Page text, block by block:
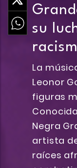
su
La
Leonor
figuras
Negra
artista
raíces